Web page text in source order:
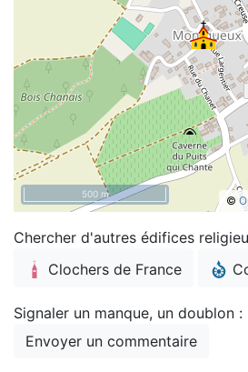
©
500 m
Chercher d'autres édifices
Clochers de France
Signaler un manque, un doublon :
Envoyer un commentaire